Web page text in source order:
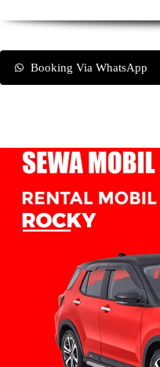
Booking Via WhatsApp